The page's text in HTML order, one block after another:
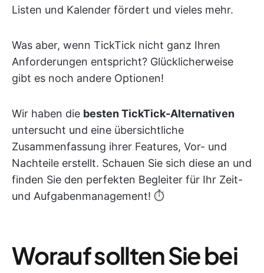
Listen und Kalender fördert und vieles mehr.
Was aber, wenn TickTick nicht ganz Ihren
Anforderungen entspricht? Glücklicherweise
gibt es noch andere Optionen!
Wir haben die besten TickTick-Alternativen
untersucht und eine übersichtliche
Zusammenfassung ihrer Features, Vor- und
Nachteile erstellt. Schauen Sie sich diese an und
finden Sie den perfekten Begleiter für Ihr Zeit-
und Aufgabenmanagement! ⏱️
Worauf sollten Sie bei